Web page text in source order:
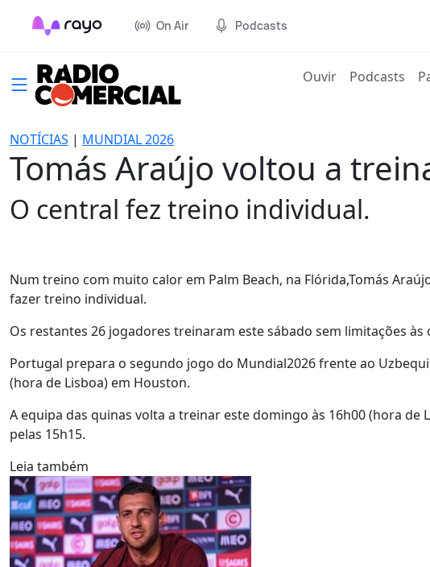
On Air Podcasts
Ouvir(current)
Podcasts
NOTÍCIAS | MUNDIAL 2026
Tomás Araújo voltou a
O central fez treino individual.
Num treino com muito calor em Palm Beach, na Flórida,Tomás
fazer treino individual.
Os restantes 26 jogadores treinaram este sábado sem limitações
Portugal prepara o segundo jogo do Mundial2026 frente ao
(hora de Lisboa) em Houston.
A equipa das quinas volta a treinar este domingo às 16h00 (hora
pelas 15h15.
Leia também